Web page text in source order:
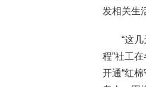
发相关生
“这
程”社工
开通“红